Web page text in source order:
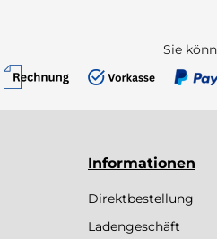
Sie
Informationen
Direktbestellung
Ladengeschäft